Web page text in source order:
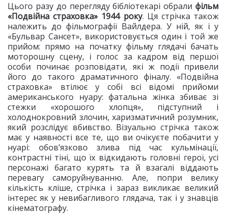
Цього разу до перегляду бібліотекарі обрали фільм
«Подвійна страховка» 1944 року. Ця стрічка також
належить до фільмографії Вайлдера. У ній, як і у
«Бульвар Сансет», використовується один і той же
прийом: прямо на початку фільму глядачі бачать
моторошну сцену, і голос за кадром від першої
особи починає розповідати, які ж події привели
його до такого драматичного фіналу. «Подвійна
страховка» втілює у собі всі відомі прийоми
американського нуару: фатальна жінка збиває зі
стежки «хорошого хлопця», підступний і
холоднокровний злочин, харизматичний розумник,
який розслідує вбивство. Візуально стрічка також
має у наявності все те, що ви очікуєте побачити у
нуарі: обов’язково злива під час кульмінації,
контрастні тіні, що їх відкидають головні герої, усі
персонажі багато курять та й взагалі віддають
перевагу саморуйнуванню. Але, попри велику
кількість кліше, стрічка і зараз викликає великий
інтерес як у невибагливого глядача, так і у знавців
кінематографу.